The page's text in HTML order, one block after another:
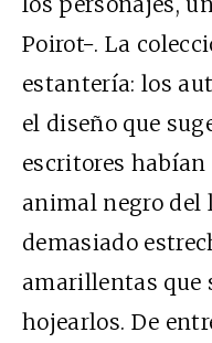
Poirot−. La
estantería: los
el diseño que
escritores
animal negro del
demasiado
amarillentas que
hojearlos. De